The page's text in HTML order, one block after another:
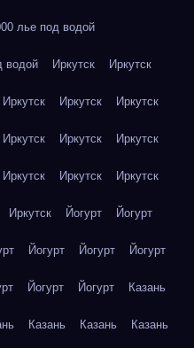
лье под водой
водой Иркутск Иркутск
Иркутск Иркутск Иркутск
Иркутск Иркутск Иркутск
Иркутск Иркутск Иркутск
Иркутск Йогурт Йогурт
Йогурт Йогурт Йогурт
Йогурт Йогурт Казань
Казань Казань Казань